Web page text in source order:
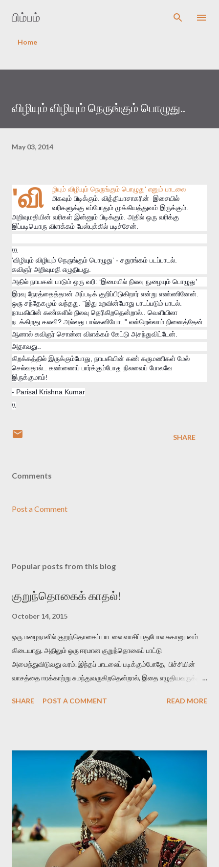
பிம்பம்
Home
விழியும் விழியும் நெருங்கும் பொழுது..
May 03, 2014
'வி
ழியும் விழியும் நெருங்கும் பொழுது' எனும் பாடலை
மிகவும் பிடிக்கும். வித்தியாசாகரின் இசையில்
வரிகளுக்கு எப்போதும் முக்கியத்துவம் இருக்கும்.
அறிவுமதியின் வரிகள் இன்னும் பிடிக்கும். அதில் ஒரு வரிக்கு
இப்படியொரு விளக்கம் பேஸ்புக்கில் படிச்சேன்.
\\\
’விழியும் விழியும் நெருங்கும் பொழுது’ - சதுரங்கம் படப்பாடல்.
கவிஞர் அறிவுமதி எழுதியது.
அதில் நாயகன் பாடும் ஒரு வரி: ‘இமையில் நிலவு நுழையும் பொழுது’
இரவு நேரத்தைத்தான் அப்படிக் குறிப்பிடுகிறார் என்று எண்ணினேன்.
ஒரு சந்தேகமும் வந்தது. “இது உறவின்போது பாடப்படும் பாடல்.
நாயகியின் கண்களில் நிலவு தெரிகிறதென்றால்.. வெளியிலா
நடக்கிறது கலவி? அல்லது பால்கனியோ..” என்றெல்லாம் நினைத்தேன்.
ஆனால் கவிஞர் சொன்ன விளக்கம் கேட்டு அசந்துவிட்டேன்.
அதாவது..
கிறக்கத்தில் இருக்கும்போது, நாயகியின் கண் கருமணிகள் மேல்
செல்வதால்.. கண்ணைப் பார்க்கும்போது நிலவைப் போலவே
இருக்குமாம்!
- Parisal Krishna Kumar
\\
SHARE
Comments
Post a Comment
Popular posts from this blog
குறுந்தொகைக் காதல்!
October 14, 2015
ஒரு மழைநாளில் குறுந்தொகைப் பாடலை வாசிப்பதுபோல சுகானுபவம்
கிடையாது. அதிலும் ஒரு ஈரமான குறுந்தொகைப் பாட்டு
அமைந்துவிடுவது வரம். இந்தப் பாடலைப் படிக்கும்போதே, பிச்சியின்
வாசத்தை ஈரக்காற்று சுமந்துவருகிறதென்றால், இதை எழுதியவருக்கும்
கொழுமுகை இரும்பனம் பசுங்குடைப் பலவுடன் பொதிந்து பெரும்பெயல்
அதை ஒரு அடைமழை பெய்கிற விடியற்காலைல திறந்துவிட்டதுபோல
நன்மணமும் குளிர்ச்சியும் உடைய மேனி கொண்டவள் அவள்.
அவளை எப்பிடி நான் பிரிஞ்சிருப்பேன் . அவளைப் பிரிந்தா ல் என்னால் உயிர்
வாழமுடியாது. 'சின்னப் பூக்கள் பார்க்கையில் தேகம் பார்த்த ஞாபகம்'
என்கிற வைரமுத்து வரிகள்போல கவலைகொள்கிறான் தலைவன்.
ஆனால் இதிலே வாசம்தான் அவனை வாட்டுகிறது. இதில்
'நறுந்தண்ணியள்‬' என்பது ஈர்ப்புள்ள சொல். காதலனின் மென்மையான
SHARE POST A COMMENT READ MORE